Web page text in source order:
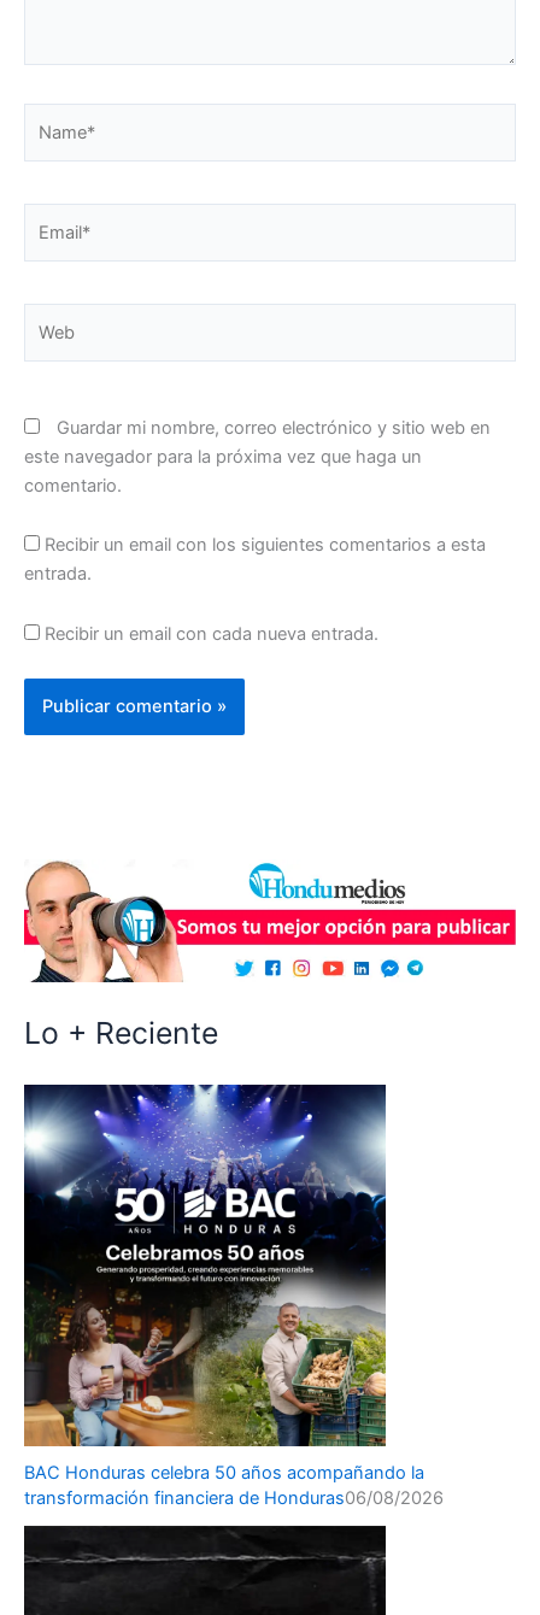
Guardar mi nombre, correo electrónico y sitio web en
este navegador para la próxima vez que haga un
comentario.
Recibir un email con los siguientes comentarios a esta
entrada.
Recibir un email con cada nueva entrada.
Lo + Reciente
BAC Honduras celebra 50 años acompañando la
transformación financiera de Honduras06/08/2026